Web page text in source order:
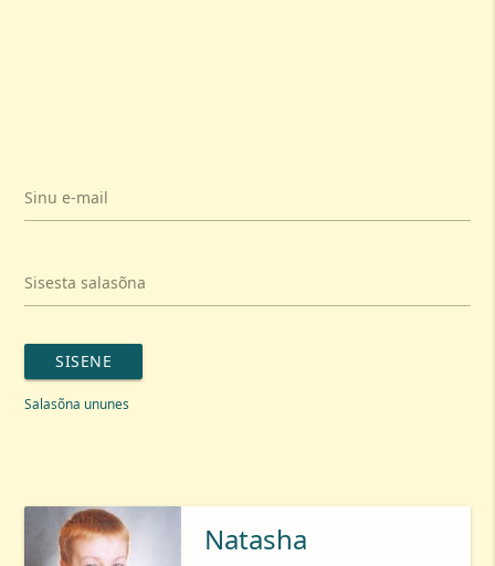
Sinu e-mail
Sisesta salasõna
SISENE
Salasõna ununes
Natasha